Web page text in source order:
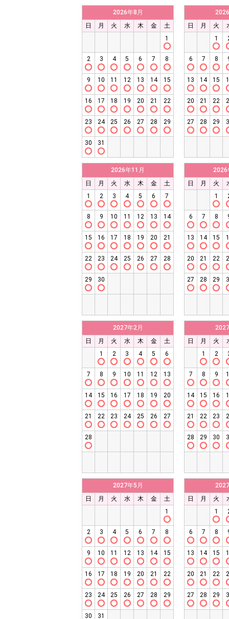
2026年8月
日
月 火 水 木 金
土
1
2 3 4 5 6 7 8
9 10 11 12 13 14 15
16 17 18 19 20 21 22
23 24 25 26 27 28 29
30 31
日
月 火
1
6 7 8
13 14 15
20 21 22
27 28 29
2026年11月
日
月 火 水 木 金
土
1
2 3 4 5 6 7
8 9 10 11 12 13 14
15 16 17 18 19 20 21
22 23 24 25 26 27 28
29 30
2026
日
月 火
1
6 7 8
13 14 15
20 21 22
27 28 29
2027年2月
日
月 火 水 木 金
土
1
2 3 4 5 6
7 8 9 10 11 12 13
14 15 16 17 18 19 20
21 22 23 24 25 26 27
28
日
月 火
1
2
7 8 9
14 15 16
21 22 23
28 29 30
2027年5月
日
月 火 水 木 金
土
1
2 3 4 5 6 7 8
9 10 11 12 13 14 15
16 17 18 19 20 21 22
23 24 25 26 27 28 29
30 31
日
月 火
1
6 7 8
13 14 15
20 21 22
27 28 29